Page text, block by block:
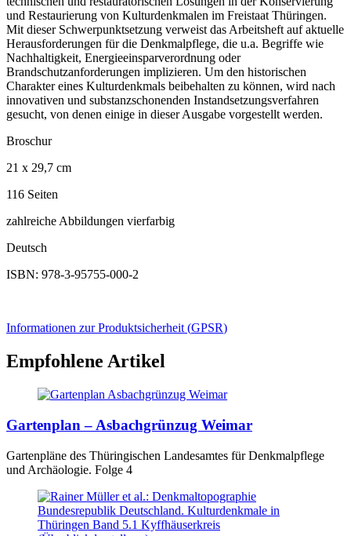
und Restaurierung von Kulturdenkmalen im Freistaat Thüringen.
Mit dieser Schwerpunktsetzung verweist das Arbeitsheft auf aktuelle
Herausforderungen für die Denkmalpflege, die u.a. Begriffe wie
Nachhaltigkeit, Energieeinsparverordnung oder
Brandschutzanforderungen implizieren. Um den historischen
Charakter eines Kulturdenkmals beibehalten zu können, wird nach
innovativen und substanzschonenden Instandsetzungsverfahren
gesucht, von denen einige in dieser Ausgabe vorgestellt werden.
Broschur
21 x 29,7 cm
116 Seiten
zahlreiche Abbildungen vierfarbig
Deutsch
ISBN: 978-3-95755-000-2
Informationen zur Produktsicherheit (GPSR)
Empfohlene Artikel
Gartenplan – Asbachgrünzug Weimar
Gartenpläne des Thüringischen Landesamtes für Denkmalpflege
und Archäologie. Folge 4